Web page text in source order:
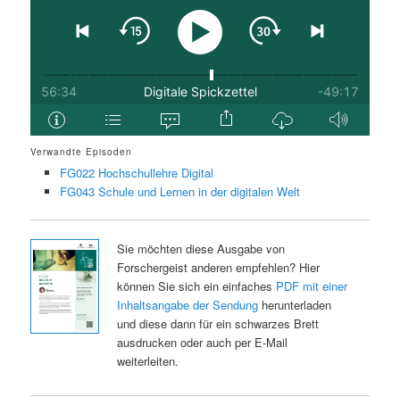
Verwandte Episoden
FG022 Hochschullehre Digital
FG043 Schule und Lernen in der digitalen Welt
Sie möchten diese Ausgabe von
Forschergeist anderen empfehlen? Hier
können Sie sich ein einfaches PDF mit einer
Inhaltsangabe der Sendungherunterladen
und diese dann für ein schwarzes Brett
ausdrucken oder auch per E-Mail
weiterleiten.